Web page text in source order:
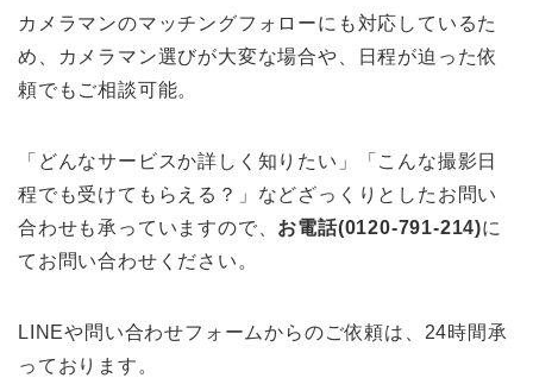
カメラマンのマッチングフォローにも対応しているた
め、カメラマン選びが大変な場合や、日程が迫った依
頼でもご相談可能。
「どんなサービスか詳しく知りたい」「こんな撮影日
程でも受けてもらえる？」などざっくりとしたお問い
合わせも承っていますので、 お電話(0120-791-214)に
てお問い合わせください。
LINEや問い合わせフォームからのご依頼は、24時間承
っております。